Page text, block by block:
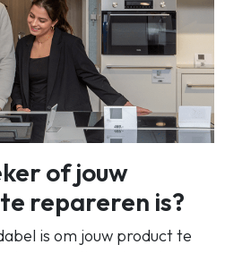
of jouw
repareren is?
is om jouw product te